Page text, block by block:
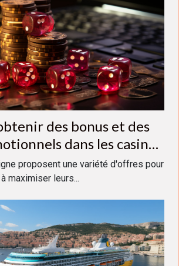
des bonus et des
dans les casinos
proposent une variété d'offres pour
maximiser leurs...